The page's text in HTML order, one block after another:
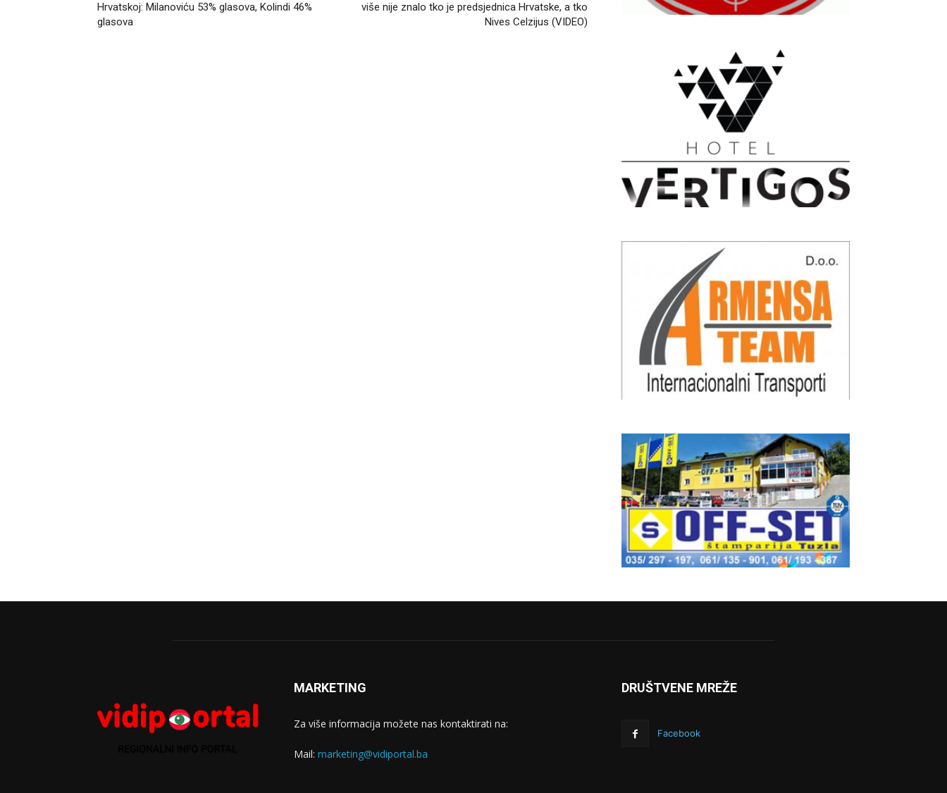
Hrvatskoj: Milanoviću 53% glasova, Kolindi 46%
glasova
više nije znalo tko je predsjednica Hrvatske, a tko
Nives Celzijus (VIDEO)
MARKETING
Za više informacija možete nas kontaktirati na:
Mail: marketing@vidiportal.ba
DRUŠTVENE MREŽE
Facebook